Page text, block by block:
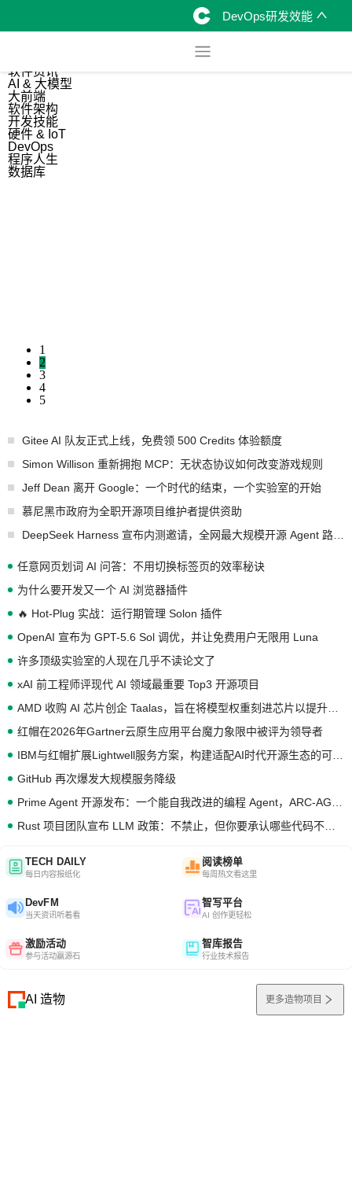
DevOps研发效能
软件资讯
AI & 大模型
大前端
软件架构
开发技能
硬件 & IoT
DevOps
程序人生
数据库
1
2
3
4
5
Gitee AI 队友正式上线，免费领 500 Credits 体验额度
Simon Willison 重新拥抱 MCP：无状态协议如何改变游戏规则
Jeff Dean 离开 Google：一个时代的结束，一个实验室的开始
慕尼黑市政府为全职开源项目维护者提供资助
任意网页划词 AI 问答：不用切换标签页的效率秘诀
为什么要开发又一个 AI 浏览器插件
🔥 Hot-Plug 实战：运行期管理 Solon 插件
OpenAI 宣布为 GPT-5.6 Sol 调优，并让免费用户无限用 Luna
许多顶级实验室的人现在几乎不读论文了
xAI 前工程师评现代 AI 领域最重要 Top3 开源项目
红帽在2026年Gartner云原生应用平台魔力象限中被评为领导者
GitHub 再次爆发大规模服务降级
TECH DAILY
每日内容报纸化
阅读榜单
每周热文看这里
DevFM
当天资讯听着看
智写平台
AI 创作更轻松
激励活动
参与活动赢源石
智库报告
行业技术报告
AI 造物 更多造物项目